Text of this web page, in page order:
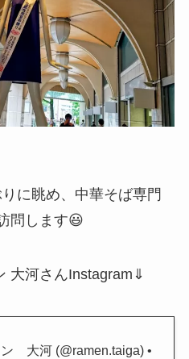
に眺め、中華そば専門
問します😃
大河さんInstagram⇓
大河 (@ramen.taiga) •